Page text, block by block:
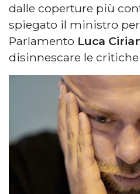
dalle coperture più
spiegato il ministro
Parlamento Luca
disinnescare le